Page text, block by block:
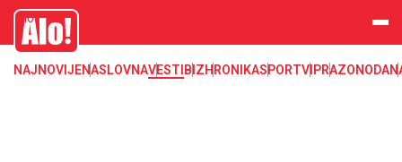
Svet, Ruske vesti, Planeta, Region
Alo
NAJNOVIJENASLOVNAVESTI BIZHRONIKASPORTVIPRAZONODA